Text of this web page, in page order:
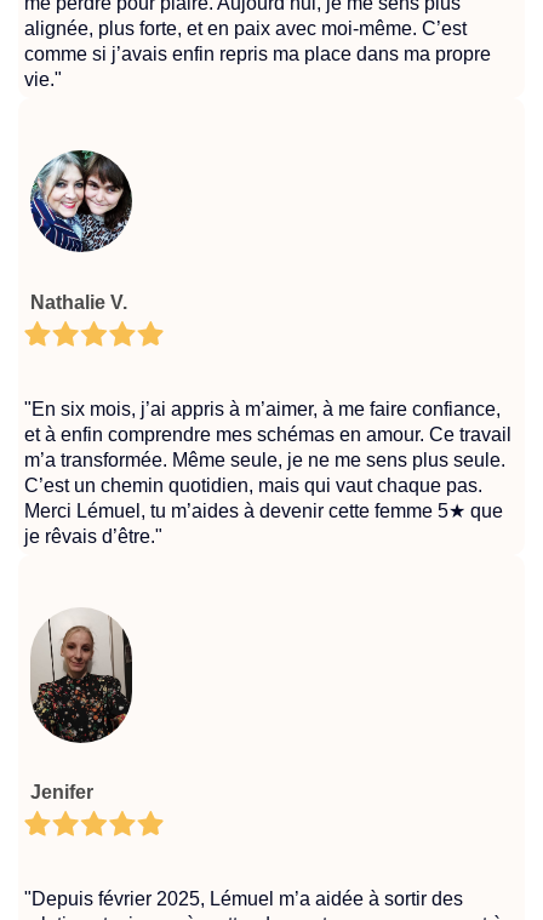
alignée, plus forte, et en paix avec moi-même. C’est
comme si j’avais enfin repris ma place dans ma propre
vie."
Nathalie V.
"En six mois, j’ai appris à m’aimer, à me faire confiance,
et à enfin comprendre mes schémas en amour. Ce travail
m’a transformée. Même seule, je ne me sens plus seule.
C’est un chemin quotidien, mais qui vaut chaque pas.
Merci Lémuel, tu m’aides à devenir cette femme 5★ que
je rêvais d’être."
Jenifer
"Depuis février 2025, Lémuel m’a aidée à sortir des